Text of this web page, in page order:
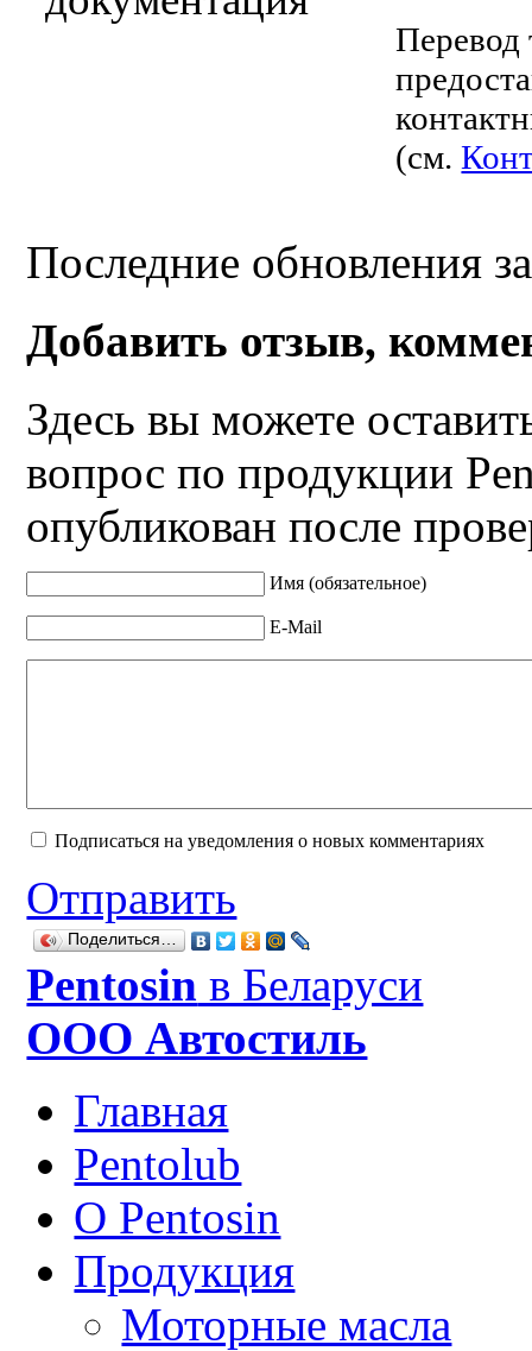
Перевод
(см.
Последние обновления
Добавить отзыв,
Здесь вы можете
вопрос по продукции
опубликован после
Имя (обязательное)
E-Mail
Подписаться на уведомления о новых комментариях
Отправить
Поделиться…
Рentosin в Беларуси
ООО Автостиль
Главная
Pentolub
О Pentosin
Продукция
Моторные масла